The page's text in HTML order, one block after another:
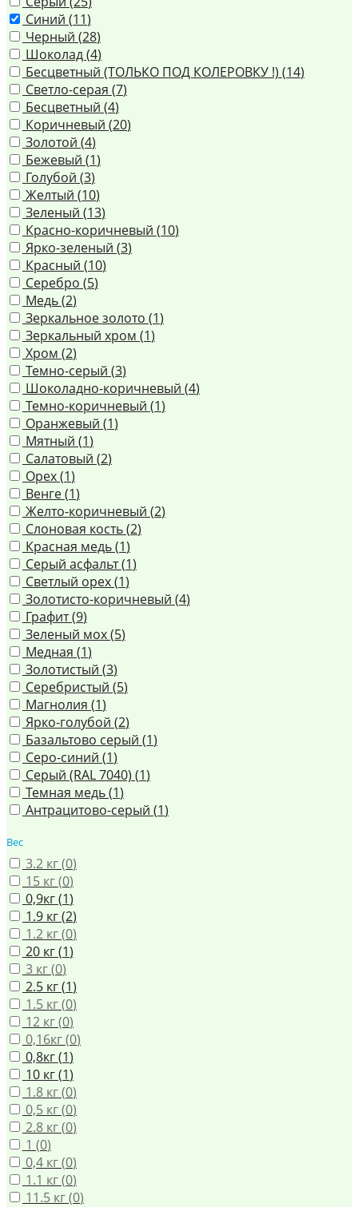
Синий (11)
Черный (28)
Шоколад (4)
Бесцветный (ТОЛЬКО ПОД КОЛЕРОВКУ !) (14)
Светло-серая (7)
Бесцветный (4)
Коричневый (20)
Золотой (4)
Бежевый (1)
Голубой (3)
Желтый (10)
Зеленый (13)
Красно-коричневый (10)
Ярко-зеленый (3)
Красный (10)
Серебро (5)
Медь (2)
Зеркальное золото (1)
Зеркальный хром (1)
Хром (2)
Темно-серый (3)
Шоколадно-коричневый (4)
Темно-коричневый (1)
Оранжевый (1)
Мятный (1)
Салатовый (2)
Орех (1)
Венге (1)
Желто-коричневый (2)
Слоновая кость (2)
Красная медь (1)
Серый асфальт (1)
Светлый орех (1)
Золотисто-коричневый (4)
Графит (9)
Зеленый мох (5)
Медная (1)
Золотистый (3)
Серебристый (5)
Магнолия (1)
Ярко-голубой (2)
Базальтово серый (1)
Серо-синий (1)
Серый (RAL 7040) (1)
Темная медь (1)
Антрацитово-серый (1)
Вес
3.2 кг (0)
15 кг (0)
0,9кг (1)
1.9 кг (2)
1.2 кг (0)
20 кг (1)
3 кг (0)
2.5 кг (1)
1.5 кг (0)
12 кг (0)
0,16кг (0)
0,8кг (1)
10 кг (1)
1.8 кг (0)
0,5 кг (0)
2.8 кг (0)
1 (0)
0,4 кг (0)
1.1 кг (0)
11.5 кг (0)